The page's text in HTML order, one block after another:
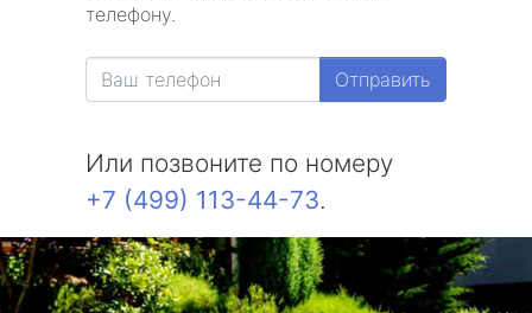
телефону.
Отправить
Или позвоните по номеру
+7 (499) 113-44-73.